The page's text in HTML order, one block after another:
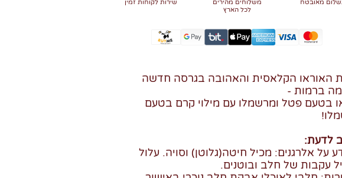
מאובטח
משלוחים מהירים
לכל הארץ
שירות לקוחות זמין
האוראו הקלאסית והאהובה בגרסה חדשה
ברמות -
בטעם פטל ומרשמלו עם מילוי קרם בטעם
לדעת:
על אלרגנים: מכיל חיטה(גלוטן) וסויה. עלול
עקבות של חלב ובוטנים.